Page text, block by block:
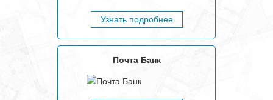
Узнать подробнее
Почта Банк